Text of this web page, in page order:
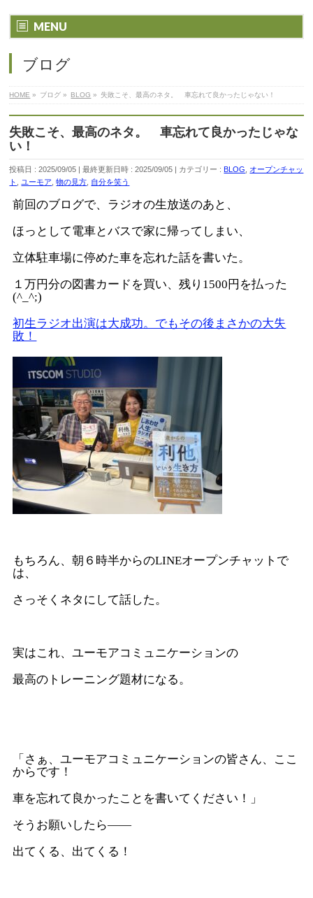
MENU
ブログ
HOME » ブログ » BLOG » 失敗こそ、最高のネタ。 車忘れて良かったじゃない！
失敗こそ、最高のネタ。 車忘れて良かったじゃな
い！
投稿日 : 2025/09/05 最終更新日時 : 2025/09/05 カテゴリー :BLOG
オープンチャッ
ト
ユーモア ,物の見方 自分を笑う
前回のブログで、ラジオの生放送のあと、
ほっとして電車とバスで家に帰ってしまい、
立体駐車場に停めた車を忘れた話を書いた。
１万円分の図書カードを買い、残り1500円を払った
(^_^;)
初生ラジオ出演は大成功。でもその後まさかの大失
敗！
もちろん、朝６時半からのLINEオープンチャットで
は、
さっそくネタにして話した。
実はこれ、ユーモアコミュニケーションの
最高のトレーニング題材になる。
「さぁ、ユーモアコミュニケーションの皆さん、ここ
からです！
車を忘れて良かったことを書いてください！」
そうお願いしたら――
出てくる、出てくる！